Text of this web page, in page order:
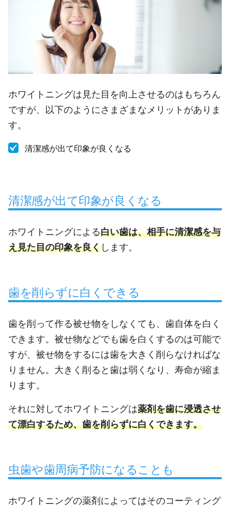
ホワイトニングは見た目を向上させるのはもちろん
ですが、以下のようにさまざまなメリットがありま
す。
清潔感が出て印象が良くなる
清潔感が出て印象が良くなる
ホワイトニングによる白い歯は、相手に清潔感を与
え見た目の印象を良くします。
歯を削らずに白くできる
歯を削って作る被せ物をしなくても、歯自体を白く
できます。被せ物などでも歯を白くするのは可能で
すが、被せ物をするには歯を大きく削らなければな
りません。大きく削ると歯は弱くなり、寿命が縮ま
ります。
それに対してホワイトニングは薬剤を歯に浸透させ
て漂白するため、歯を削らずに白くできます。
虫歯や歯周病予防になることも
ホワイトニングの薬剤によってはそのコーティング